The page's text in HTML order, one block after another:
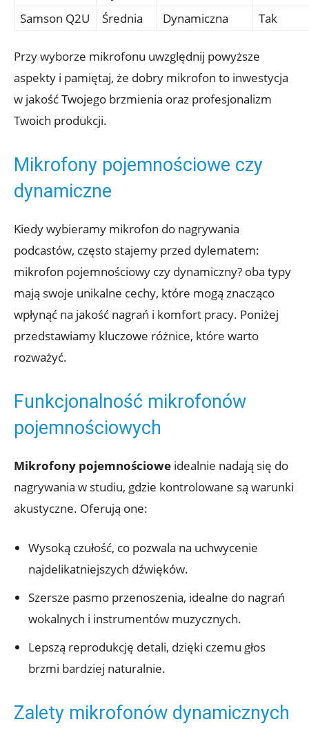
Samson Q2U Średnia Dynamiczna Tak
Przy wyborze mikrofonu uwzględnij powyższe
aspekty i pamiętaj, że dobry mikrofon to inwestycja
w jakość Twojego brzmienia oraz profesjonalizm
Twoich produkcji.
Mikrofony pojemnościowe czy
dynamiczne
Kiedy wybieramy mikrofon do nagrywania
podcastów, często stajemy przed dylematem:
mikrofon pojemnościowy czy dynamiczny? oba typy
mają swoje unikalne cechy, które mogą znacząco
wpłynąć na jakość nagrań i komfort pracy. Poniżej
przedstawiamy kluczowe różnice, które warto
rozważyć.
Funkcjonalność mikrofonów
pojemnościowych
Mikrofony pojemnościowe idealnie nadają się do
nagrywania w studiu, gdzie kontrolowane są warunki
akustyczne. Oferują one:
Wysoką czułość, co pozwala na uchwycenie
najdelikatniejszych dźwięków.
Szersze pasmo przenoszenia, idealne do nagrań
wokalnych i instrumentów muzycznych.
Lepszą reprodukcję detali, dzięki czemu głos
brzmi bardziej naturalnie.
Zalety mikrofonów dynamicznych